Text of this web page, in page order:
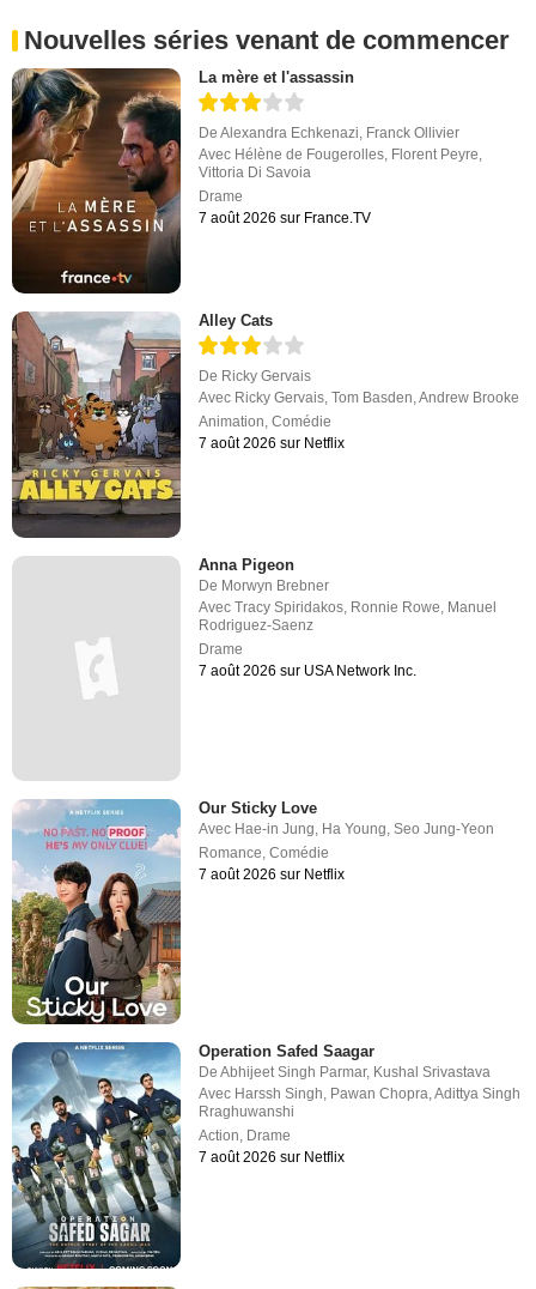
Nouvelles séries venant de commencer
La mère et l'assassin
DeAlexandra Echkenazi, Franck Ollivier
Avec Hélène de Fougerolles, Florent Peyre,
Vittoria Di Savoia
Drame
7 août 2026 sur France.TV
Alley Cats
De Ricky Gervais
Avec Ricky Gervais,Tom Basden,Andrew Brooke
Animation,Comédie
7 août 2026 sur Netflix
Anna Pigeon
De Morwyn Brebner
AvecTracy Spiridakos Ronnie Rowe Manuel
Rodriguez-Saenz
Drame
7 août 2026 sur USA Network Inc.
Our Sticky Love
Avec Hae-in Jung, Ha Young,Seo Jung-Yeon
Romance,Comédie
7 août 2026 sur Netflix
Operation Safed Saagar
DeAbhijeet Singh Parmar, Kushal Srivastava
Avec Harssh Singh, Pawan Chopra,Adittya Singh
Rraghuwanshi
Action, Drame
7 août 2026 sur Netflix